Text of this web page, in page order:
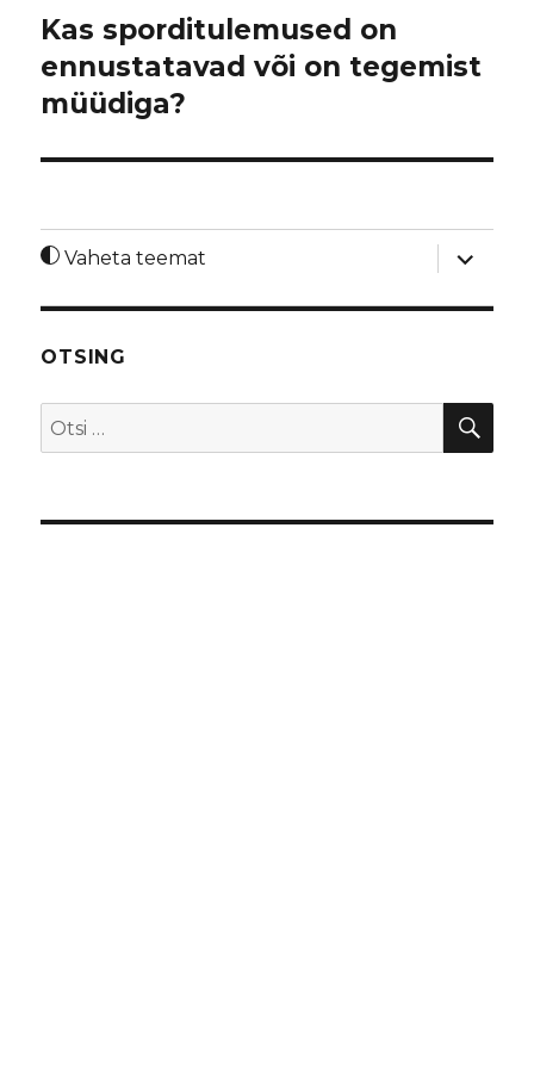
Kas sporditulemused on
ennustatavad või on tegemist
müüdiga?
Vaheta teemat
laienda
OTSING
Otsi: